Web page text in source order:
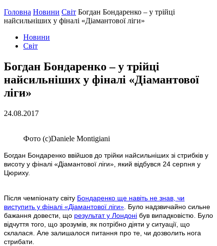
Головна Новини Світ Богдан Бондаренко – у трійці
найсильніших у фіналі «Діамантової ліги»
Новини
Світ
Богдан Бондаренко – у трійці
найсильніших у фіналі «Діамантової
ліги»
24.08.2017
Фото (с)Daniele Montigiani
Богдан Бондаренко ввійшов до трійки найсильніших зі стрибків у
висоту у фіналі «Діамантової ліги», який відбувся 24 серпня у
Цюриху.
Після чемпіонату світу Бондаренко ще навіть не знав, чи
виступить у фіналі «Діамантової ліги» . Було надзвичайно сильне
бажання довести, що результат у Лондоні був випадковістю. Було
відчуття того, що зрозумів, як потрібно діяти у ситуації, що
склалася. Але залишалося питання про те, чи дозволить нога
стрибати.